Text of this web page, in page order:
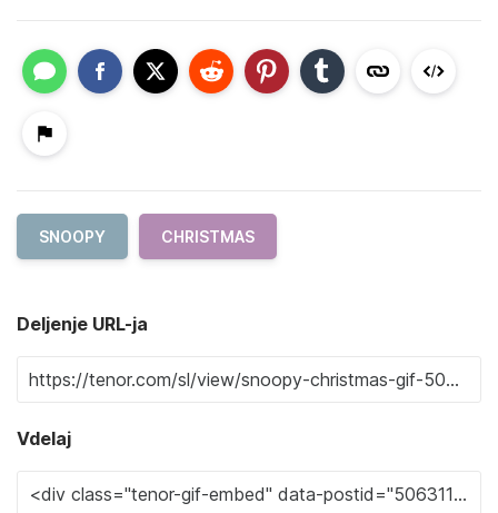
SNOOPY CHRISTMAS
Deljenje URL-ja
Vdelaj